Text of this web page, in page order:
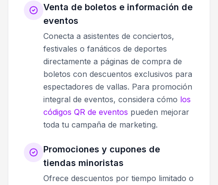
Venta de boletos e información de
eventos
Conecta a asistentes de conciertos,
festivales o fanáticos de deportes
directamente a páginas de compra de
boletos con descuentos exclusivos para
espectadores de vallas. Para promoción
integral de eventos, considera cómo los
códigos QR de eventos pueden mejorar
toda tu campaña de marketing.
Promociones y cupones de
tiendas minoristas
Ofrece descuentos por tiempo limitado o